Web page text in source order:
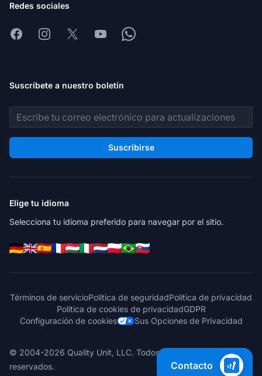
Redes sociales
FacebookInstagram
X YoutubeWhatsapp
Suscríbete a nuestro boletín
Dirección de correo electrónico
Suscribirse
Elige tu idioma
Selecciona tu idioma preferido para navegar por el sitio.
Términos de servicioPolítica de seguridadPolítica de privacidad
Política de cookies de privacidadGDPR
Configuración de cookies
Sus Opciones de Privacidad
© 2004-2026 Quality Unit, LLC. Todos los derechos
reservados.
Contacto